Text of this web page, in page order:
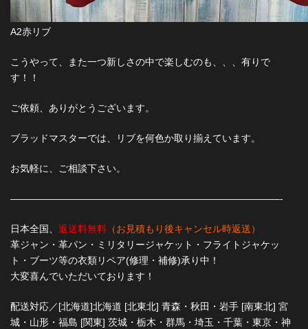
A2赤リブ
こうやって、また一つ新しさの中で楽しむのも、、、有りで
す！！
ご依頼、ありがとうございます。
ブラッドマスターでは、リブを何色か取り揃えています。
お気軽に、ご相談下さい。
————————————————————————————-
日本全国、 返送料無料 （お見積もり後キャンセル時返送）
革ジャン・革パン・ミリタリージャケット・フライトジャケッ
ト・ブーツ等の衣類リペア(修理・補修)承り中！
大変喜んでいただいております！
配送対応／[北海道]北海道 [北東北] 青森・秋田・岩手 [南東北] 宮
城・山形・福島 [関東] 茨城・栃木・群馬・埼玉・千葉・東京・神